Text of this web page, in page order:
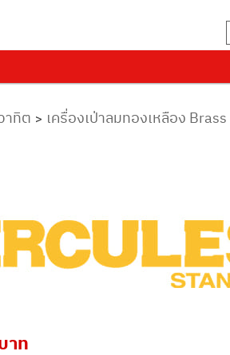
าทิต > เครื่องเป่าลมทองเหลือง
าท